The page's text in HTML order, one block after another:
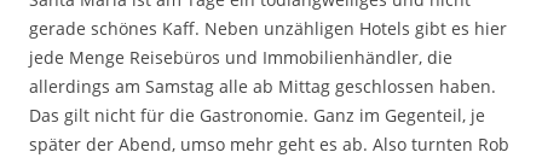
gerade schönes Kaff. Neben unzähligen Hotels gibt es hier
jede Menge Reisebüros und Immobilienhändler, die
allerdings am Samstag alle ab Mittag geschlossen haben.
Das gilt nicht für die Gastronomie. Ganz im Gegenteil, je
später der Abend, umso mehr geht es ab. Also turnten Rob